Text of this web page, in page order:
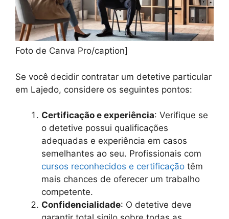
Foto de Canva Pro/caption]
Se você decidir contratar um detetive particular
em Lajedo, considere os seguintes pontos:
Certificação e experiência: Verifique se
o detetive possui qualificações
adequadas e experiência em casos
semelhantes ao seu. Profissionais com
cursos reconhecidos e certificação têm
mais chances de oferecer um trabalho
competente.
Confidencialidade: O detetive deve